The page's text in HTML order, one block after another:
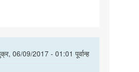
06/09/2017 - 01:01 पूर्वान्ह